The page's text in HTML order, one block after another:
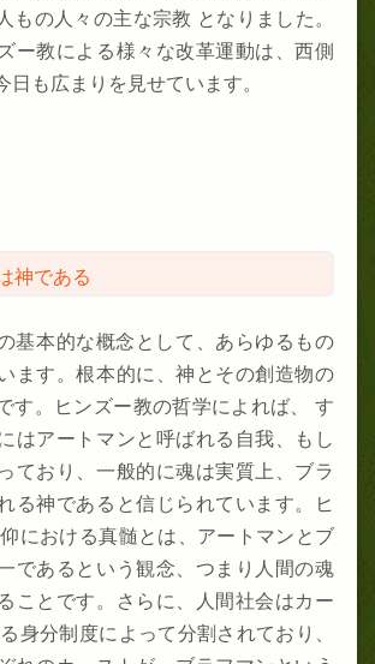
もの人々の主な宗教 となりました。
ー教による様々な改革運動は、西側
日も広まりを見せています。
神である
基本的な概念として、あらゆるもの
ます。根本的に、神とその創造物の
す。ヒンズー教の哲学によれば、 す
はアートマンと呼ばれる自我、もし
ており、一般的に魂は実質上、ブラ
る神であると信じられています。ヒ
における真髄とは、アートマンとブ
であるという観念、つまり人間の魂
ことです。さらに、人間社会はカー
身分制度によって分割されており、